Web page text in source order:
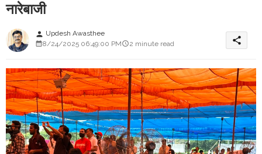
नारेबाजी
person Updesh Awasthee
8/24/2025 06:49:00 PM
2 minute read share